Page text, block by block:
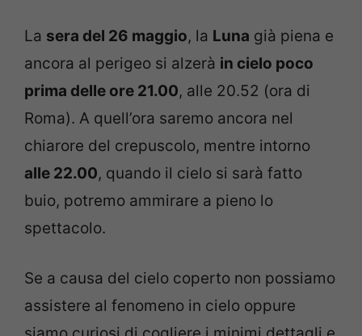
La sera del 26 maggio, la Luna già piena e
ancora al perigeo si alzerà in cielo poco
prima delle ore 21.00, alle 20.52 (ora di
Roma). A quell’ora saremo ancora nel
chiarore del crepuscolo, mentre intorno
alle 22.00, quando il cielo si sarà fatto
buio, potremo ammirare a pieno lo
spettacolo.
Se a causa del cielo coperto non possiamo
assistere al fenomeno in cielo oppure